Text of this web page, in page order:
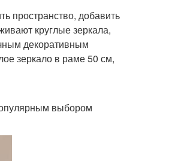
пространство, добавить
круглые зеркала,
декоративным
зеркало в раме 50 см,
выбором